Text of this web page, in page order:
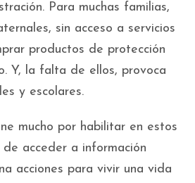
Para muchas familias,
sin acceso a servicios
productos de protección
Y, la falta de ellos, provoca
y escolares.
mucho por habilitar en estos
acceder a información
acciones para vivir una vida